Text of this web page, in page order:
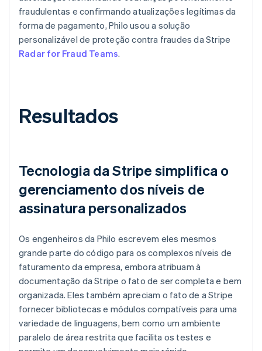
fraudulentas e confirmando atualizações legítimas da
forma de pagamento, Philo usou a solução
personalizável de proteção contra fraudes da Stripe
Radar for Fraud Teams.
Resultados
Tecnologia da Stripe simplifica o
gerenciamento dos níveis de
assinatura personalizados
Os engenheiros da Philo escrevem eles mesmos
grande parte do código para os complexos níveis de
faturamento da empresa, embora atribuam à
documentação da Stripe o fato de ser completa e bem
organizada. Eles também apreciam o fato de a Stripe
fornecer bibliotecas e módulos compatíveis para uma
variedade de linguagens, bem como um ambiente
paralelo de área restrita que facilita os testes e